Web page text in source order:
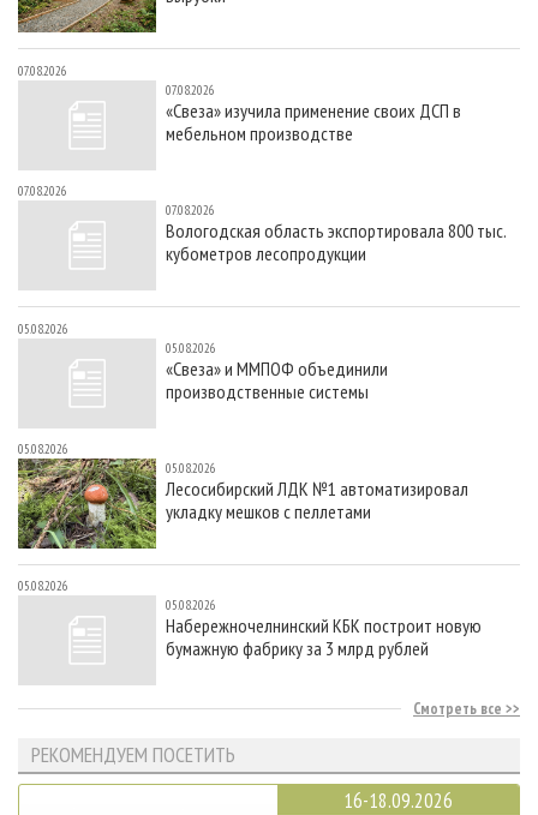
07.08.2026
07.08.2026
«Свеза» изучила применение своих ДСП в
мебельном производстве
07.08.2026
07.08.2026
Вологодская область экспортировала 800 тыс.
кубометров лесопродукции
05.08.2026
05.08.2026
«Свеза» и ММПОФ объединили
производственные системы
05.08.2026
05.08.2026
Лесосибирский ЛДК №1 автоматизировал
укладку мешков с пеллетами
05.08.2026
05.08.2026
Набережночелнинский КБК построит новую
бумажную фабрику за 3 млрд рублей
Смотреть все
РЕКОМЕНДУЕМ ПОСЕТИТЬ
16-18.09.2026